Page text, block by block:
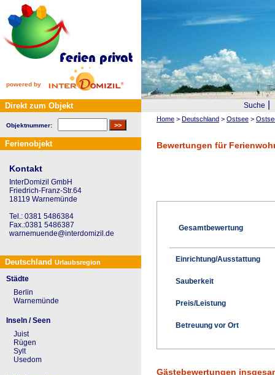
powered by
Suche
Home > Deutschland > Ostsee >
Bewertungen für
Gesamtbewertung
Einrichtung/Ausstattung
Sauberkeit
Preis/Leistung
Betreuung vor Ort
Gästebewertungen
Direkt zum Objekt
Objektnummer:
Ferienobjekt
Kontakt
InterDomizil GmbH
Friedrich-Franz-Str.64
18119 Warnemünde
Tel.: 0381 5486384
Fax.:0381 5486387
warnemuende@interdomizil.de
Deutschland Urlaubsregion
Städte
Berlin
Warnemünde
Inseln / Seen
Juist
Rügen
Sylt
Usedom